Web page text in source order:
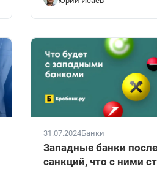
31.07.2024Банки
Западные банки после
санкций, что с ними